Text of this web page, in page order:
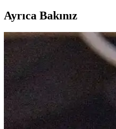
Ayrıca Bakınız
Apple'ın Döner Robotik
Apple'ın akıllı ev merkezi, döner
Apple'ın Önümüzdeki
Apple, önümüzdeki aylarda iPhone
planlanıyor.